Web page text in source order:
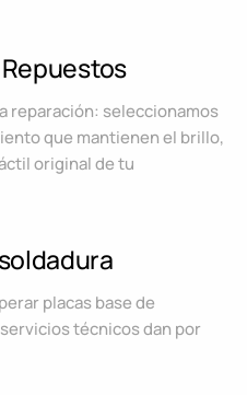
reparación: seleccionamos
que mantienen el brillo,
original de tu
placas base de
técnicos dan por